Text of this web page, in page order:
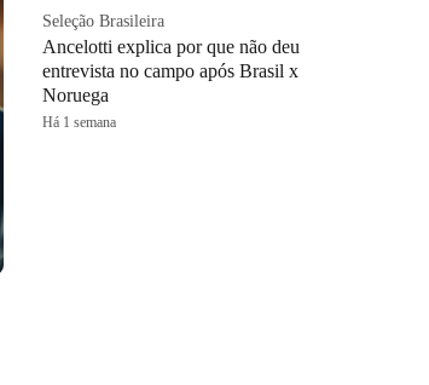
Seleção Brasileira
Ancelotti explica por que não deu
entrevista no campo após Brasil x
Noruega
Há 1 semana